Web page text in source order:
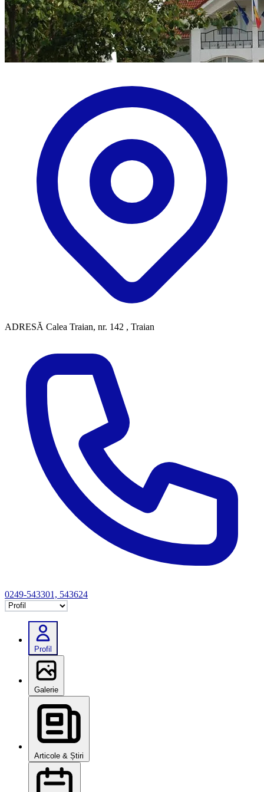
ADRESĂ Calea Traian, nr. 142 , Traian
0249-543301, 543624
Selectează tab
Profil
Galerie
Articole & Știri